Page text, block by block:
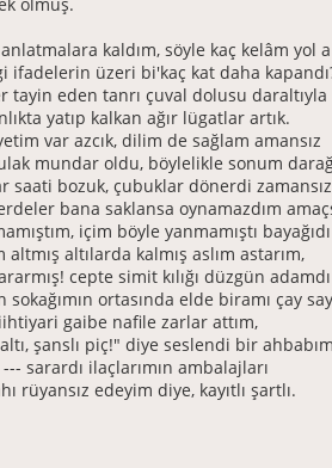
kaldım, söyle kaç kelâm yol
ifadelerin üzeri bi'kaç kat daha
tayin eden tanrı çuval dolusu daraltıyla
yatıp kalkan ağır lügatlar artık.
var azcık, dilim de sağlam amansız
mundar oldu, böylelikle sonum
saati bozuk, çubuklar dönerdi zamansız
bana saklansa oynamazdım
içim böyle yanmamıştı
altmış altılarda kalmış aslım astarım,
cepte simit kılığı düzgün
sokağımın ortasında elde biramı çay
gaibe nafile zarlar attım,
şanslı piç!" diye seslendi bir
--- sarardı ilaçlarımın ambalajları
rüyansız edeyim diye, kayıtlı şartlı.